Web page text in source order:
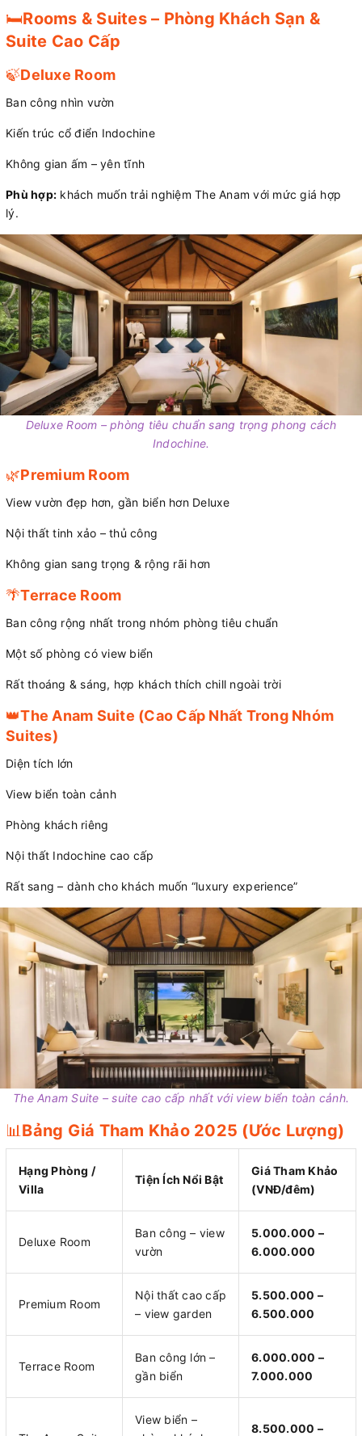
🛏️Rooms & Suites – Phòng Khách Sạn &
Suite Cao Cấp
🍃Deluxe Room
Ban công nhìn vườn
Kiến trúc cổ điển Indochine
Không gian ấm – yên tĩnh
Phù hợp: khách muốn trải nghiệm The Anam với mức giá hợp
lý.
Deluxe Room – phòng tiêu chuẩn sang trọng phong cách
Indochine.
🌿Premium Room
View vườn đẹp hơn, gần biển hơn Deluxe
Nội thất tinh xảo – thủ công
Không gian sang trọng & rộng rãi hơn
🌴Terrace Room
Ban công rộng nhất trong nhóm phòng tiêu chuẩn
Một số phòng có view biển
Rất thoáng & sáng, hợp khách thích chill ngoài trời
👑The Anam Suite (Cao Cấp Nhất Trong Nhóm
Suites)
Diện tích lớn
View biển toàn cảnh
Phòng khách riêng
Nội thất Indochine cao cấp
Rất sang – dành cho khách muốn “luxury experience”
The Anam Suite – suite cao cấp nhất với view biển toàn cảnh.
📊Bảng Giá Tham Khảo 2025 (Ước Lượng)
Hạng Phòng /
Villa
Tiện Ích Nổi Bật
Giá Tham Khảo
(VNĐ/đêm)
Deluxe Room
Ban công – view
vườn
5.000.000 –
6.000.000
Premium Room
Nội thất cao cấp
– view garden
5.500.000 –
6.500.000
Terrace Room
Ban công lớn –
gần biển
6.000.000 –
7.000.000
View biển –
8.500.000 –